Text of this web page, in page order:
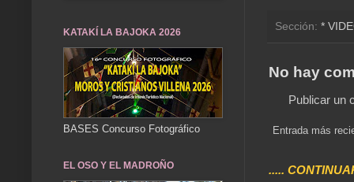
Sección: *
No hay
Publicar un
Entrada más
.....
KATAKÍ LA BAJOKA 2026
BASES Concurso Fotográfico
EL OSO Y EL MADROÑO